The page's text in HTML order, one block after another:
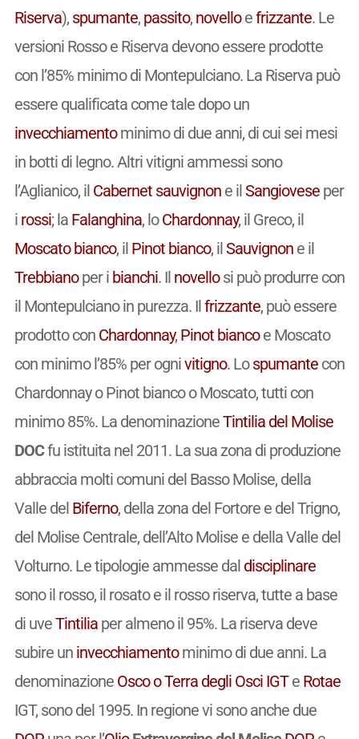
Riserva), spumante, passito, novelloefrizzante. Le
versioni Rosso e Riserva devono essere prodotte
con l’85% minimo di Montepulciano. La Riserva può
essere qualificata come tale dopo un
invecchiamentominimo di due anni, di cui sei mesi
in botti di legno. Altri vitigni ammessi sono
l’Aglianico, il Cabernet sauvignone ilSangioveseper
i rossi; la Falanghina, loChardonnay, il Greco, il
Moscato bianco, il Pinot bianco, ilSauvignone il
Trebbianoper i bianchi. Il novellosi può produrre con
il Montepulciano in purezza. Ilfrizzante, può essere
prodotto con Chardonnay, Pinot biancoe Moscato
con minimo l’85% per ognivitigno. Lospumantecon
Chardonnay o Pinot bianco o Moscato, tutti con
minimo 85%. La denominazioneTintilia del Molise
DOCfu istituita nel 2011. La sua zona di produzione
abbraccia molti comuni del Basso Molise, della
Valle del Biferno, della zona del Fortore e del Trigno,
del Molise Centrale, dell’Alto Molise e della Valle del
Volturno. Le tipologie ammesse dal disciplinare
sono il rosso, il rosato e il rosso riserva, tutte a base
di uveTintiliaper almeno il 95%. La riserva deve
subire un invecchiamentominimo di due anni. La
denominazione Osco o Terra degli Osci IGTe Rotae
IGT, sono del 1995. In regione vi sono anche due